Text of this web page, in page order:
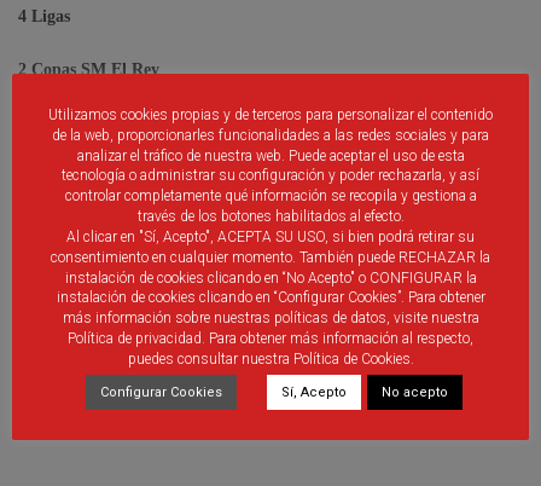
4 Ligas
2 Copas SM El Rey
2 Supercopas de España
1 Copa Intercontinental
1 Copa de Europa
1 Recopa
2 Supercopas de Europa
Utilizamos cookies propias y de terceros para personalizar el contenido
de la web, proporcionarles funcionalidades a las redes sociales y para
analizar el tráfico de nuestra web. Puede aceptar el uso de esta
tecnología o administrar su configuración y poder rechazarla, y así
controlar completamente qué información se recopila y gestiona a
través de los botones habilitados al efecto.
Al clicar en "Sí, Acepto", ACEPTA SU USO, si bien podrá retirar su
consentimiento en cualquier momento. También puede RECHAZAR la
instalación de cookies clicando en “No Acepto" o CONFIGURAR la
instalación de cookies clicando en “Configurar Cookies”. Para obtener
más información sobre nuestras políticas de datos, visite nuestra
Política de privacidad. Para obtener más información al respecto,
puedes consultar nuestra Política de Cookies.
Configurar Cookies Sí, Acepto No acepto